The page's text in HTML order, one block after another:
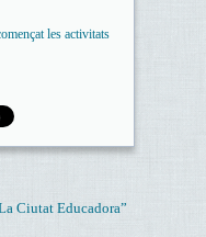
les activitats
Ciutat Educadora”